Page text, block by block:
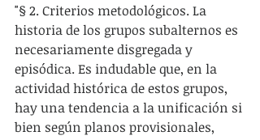
"§ 2. Criterios metodológicos. La
historia de los grupos subalternos es
necesariamente disgregada y
episódica. Es indudable que, en la
actividad histórica de estos grupos,
hay una tendencia a la unificación si
bien según planos provisionales,